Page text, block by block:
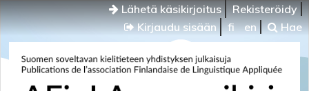
Lähetä käsikirjoitus
Rekisteröidy
Kirjaudu sisään
fi en Hae